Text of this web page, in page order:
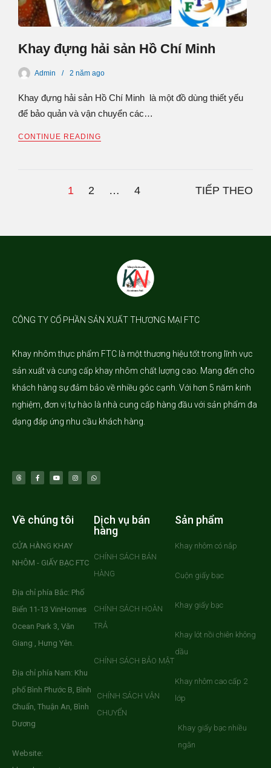
Khay đựng hải sản Hồ Chí Minh
Admin 2 năm ago
Khay đựng hải sản Hồ Chí Minh là một đồ dùng thiết yếu
để bảo quản và vận chuyển các…
CONTINUE READING
1 2 … 4 TIẾP THEO
CÔNG TY CỔ PHẦN SẢN XUẤT THƯƠNG MẠI FTC
Khay nhômthực phẩm FTC là một thương hiệu tốt trong lĩnh vực
sản xuất và cung cấp khay nhôm chất lượng cao. Mang đến cho
khách hàng sự đảm bảo về nhiều góc cạnh. Với hơn 5 năm kinh
nghiệm, đơn vị tự hào là nhà cung cấp hàng đầu với sản phẩm đa
dạng đáp ứng nhu cầu khách hàng.
Về chúng tôi
CỬA HÀNG KHAY
NHÔM - GIẤY BẠC FTC
Địa chỉ phía Bắc: Phố
Biển 11-13 VinHomes
Ocean Park 3, Văn
Giang , Hưng Yên.
Địa chỉ phía Nam: Khu
phố Bình Phước B, Bình
Chuẩn, Thuận An, Bình
Dương
Website:
Dịch vụ bán
hàng
CHÍNH SÁCH BÁN
HÀNG
CHÍNH SÁCH HOÀN
TRẢ
CHÍNH SÁCH BẢO MẬT
CHÍNH SÁCH VẬN
CHUYỂN
Sản phẩm
Khay nhôm có nắp
Cuộn giấy bạc
Khay giấy bạc
Khay lót nồi chiên không
dầu
Khay nhôm cao cấp 2
lớp
Khay giấy bạc nhiều
ngăn